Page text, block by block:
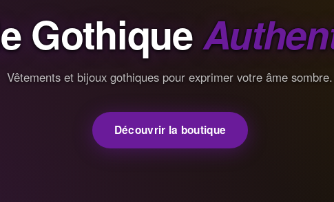
Gothique
Vêtements et bijoux gothiques pour exprimer votre âme sombre.
Découvrir la boutique